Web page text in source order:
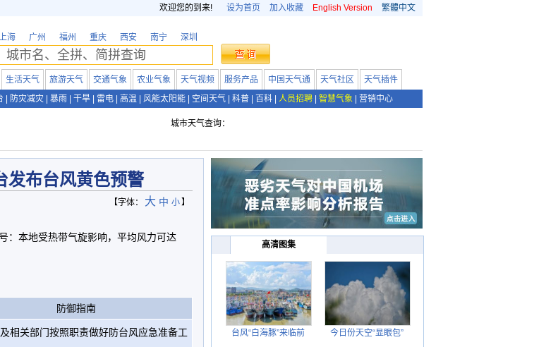
欢迎您的到来! 设为首页 加入收藏 English Version 繁體中文
海 广州 福州 重庆 西安 南宁 深圳
生活天气 旅游天气 交通气象 农业气象 天气视频 服务产品 中国天气通 天气社区
天气插件
防灾减灾 暴雨 干旱 雷电 高温 风能太阳能 空间天气 科普 百科 人员招聘 智慧气象 营销中心
城市天气查询：
发布台风黄色预警
【字体： 大 中 小】
：本地受热带气旋影响，平均风力可达
防御指南
相关部门按照职责做好防台风应急准备工
高清图集
台风“白海豚”来临前 今日份天空“显眼包”